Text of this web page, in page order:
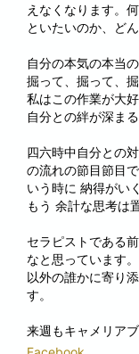
えなくなります。
といたいのか、ど
自分の本気の本当
掘って、掘って、掘
私はこの作業が大好
自分との絆が深まる
四六時中自分との
の流れの節目節目
いう時に 納得がい
もう 余計な思考は
セラピストである
なと思っています
以外の誰かに寄り
す。
来週もキャメリア